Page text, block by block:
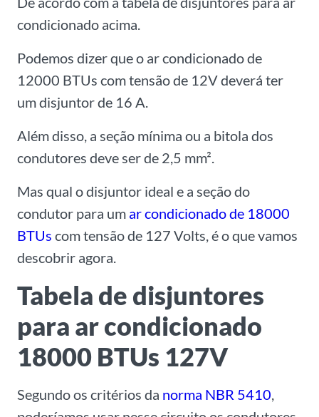
condicionado acima.
Podemos dizer que o ar condicionado de
12000 BTUs com tensão de 12V deverá ter
um disjuntor de 16 A.
Além disso, a seção mínima ou a bitola dos
condutores deve ser de 2,5 mm².
Mas qual o disjuntor ideal e a seção do
condutor para um ar condicionado de 18000
BTUs com tensão de 127 Volts, é o que vamos
descobrir agora.
Tabela de disjuntores
para ar condicionado
18000 BTUs 127V
Segundo os critérios da norma NBR 5410,